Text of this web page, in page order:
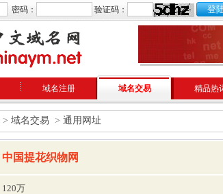
密码： 验证码：
域名注册 域名交易 精品热
> 域名交易 > 通用网址
中国提花织物网
120万